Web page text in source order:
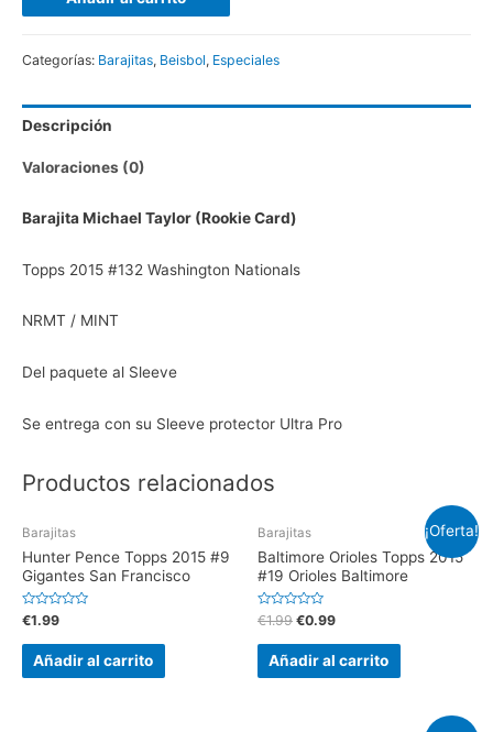
Categorías: Barajitas, Beisbol, Especiales
Descripción
Valoraciones (0)
Barajita Michael Taylor (Rookie Card)
Topps 2015 #132 Washington Nationals
NRMT / MINT
Del paquete al Sleeve
Se entrega con su Sleeve protector Ultra Pro
Productos relacionados
Barajitas
Hunter Pence Topps 2015 #9
Gigantes San Francisco
V
a
l
a
€1.99
Añadir al carrito
¡Oferta!
Barajitas
Baltimore Orioles Topps 2015
#19 Orioles Baltimore
V
a
l
a
€1.99 €0.99
Añadir al carrito